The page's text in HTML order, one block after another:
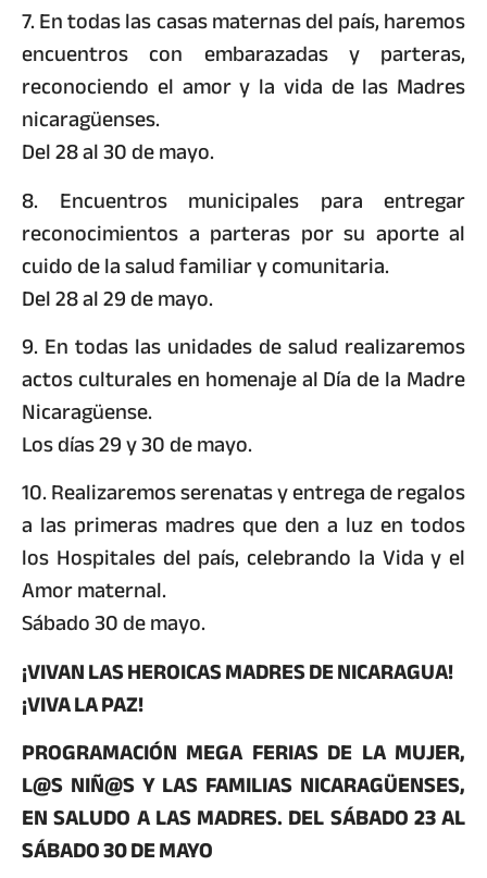
7. En todas las casas maternas del país, haremos
encuentros con embarazadas y parteras,
reconociendo el amor y la vida de las Madres
nicaragüenses.
Del 28 al 30 de mayo.
8. Encuentros municipales para entregar
reconocimientos a parteras por su aporte al
cuido de la salud familiar y comunitaria.
Del 28 al 29 de mayo.
9. En todas las unidades de salud realizaremos
actos culturales en homenaje al Día de la Madre
Nicaragüense.
Los días 29 y 30 de mayo.
10. Realizaremos serenatas y entrega de regalos
a las primeras madres que den a luz en todos
los Hospitales del país, celebrando la Vida y el
Amor maternal.
Sábado 30 de mayo.
¡VIVAN LAS HEROICAS MADRES DE NICARAGUA!
¡VIVA LA PAZ!
PROGRAMACIÓN MEGA FERIAS DE LA MUJER,
L@S NIÑ@S Y LAS FAMILIAS NICARAGÜENSES,
EN SALUDO A LAS MADRES. DEL SÁBADO 23 AL
SÁBADO 30 DE MAYO